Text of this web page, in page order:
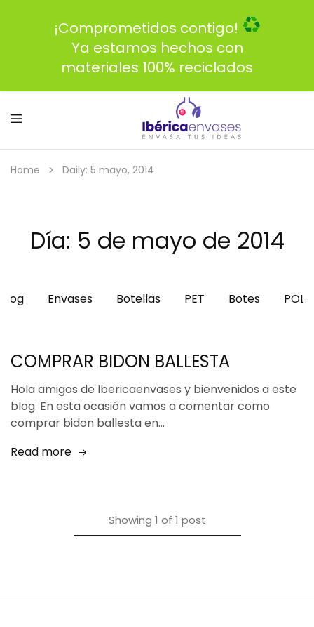
Home Daily: 5 mayo, 2014
Día: 5 de mayo de 2014
Blog Envases Botellas PET Botes
COMPRAR BIDON BALLESTA
Hola amigos de Ibericaenvases y bienvenidos a este
blog. En esta ocasión vamos a comentar como
comprar bidon ballesta en…
Read more
Showing 1 of 1 post
¡Comprometidos contigo!
Ya estamos hechos con
materiales 100% reciclados